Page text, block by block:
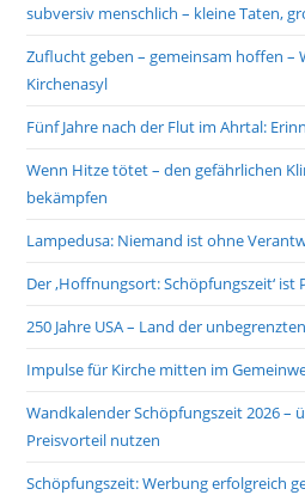
subversiv menschlich – kleine Taten,
Zuflucht geben – gemeinsam hoffen –
Kirchenasyl
Fünf Jahre nach der Flut im Ahrtal:
Wenn Hitze tötet – den gefährlichen
bekämpfen
Lampedusa: Niemand ist ohne
Der ‚Hoffnungsort: Schöpfungszeit‘ ist
250 Jahre USA – Land der
Impulse für Kirche mitten im
Wandkalender Schöpfungszeit 2026 –
Preisvorteil nutzen
Schöpfungszeit: Werbung erfolgreich